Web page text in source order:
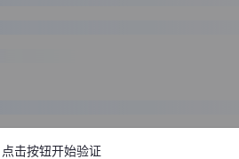
点击按钮开始验证